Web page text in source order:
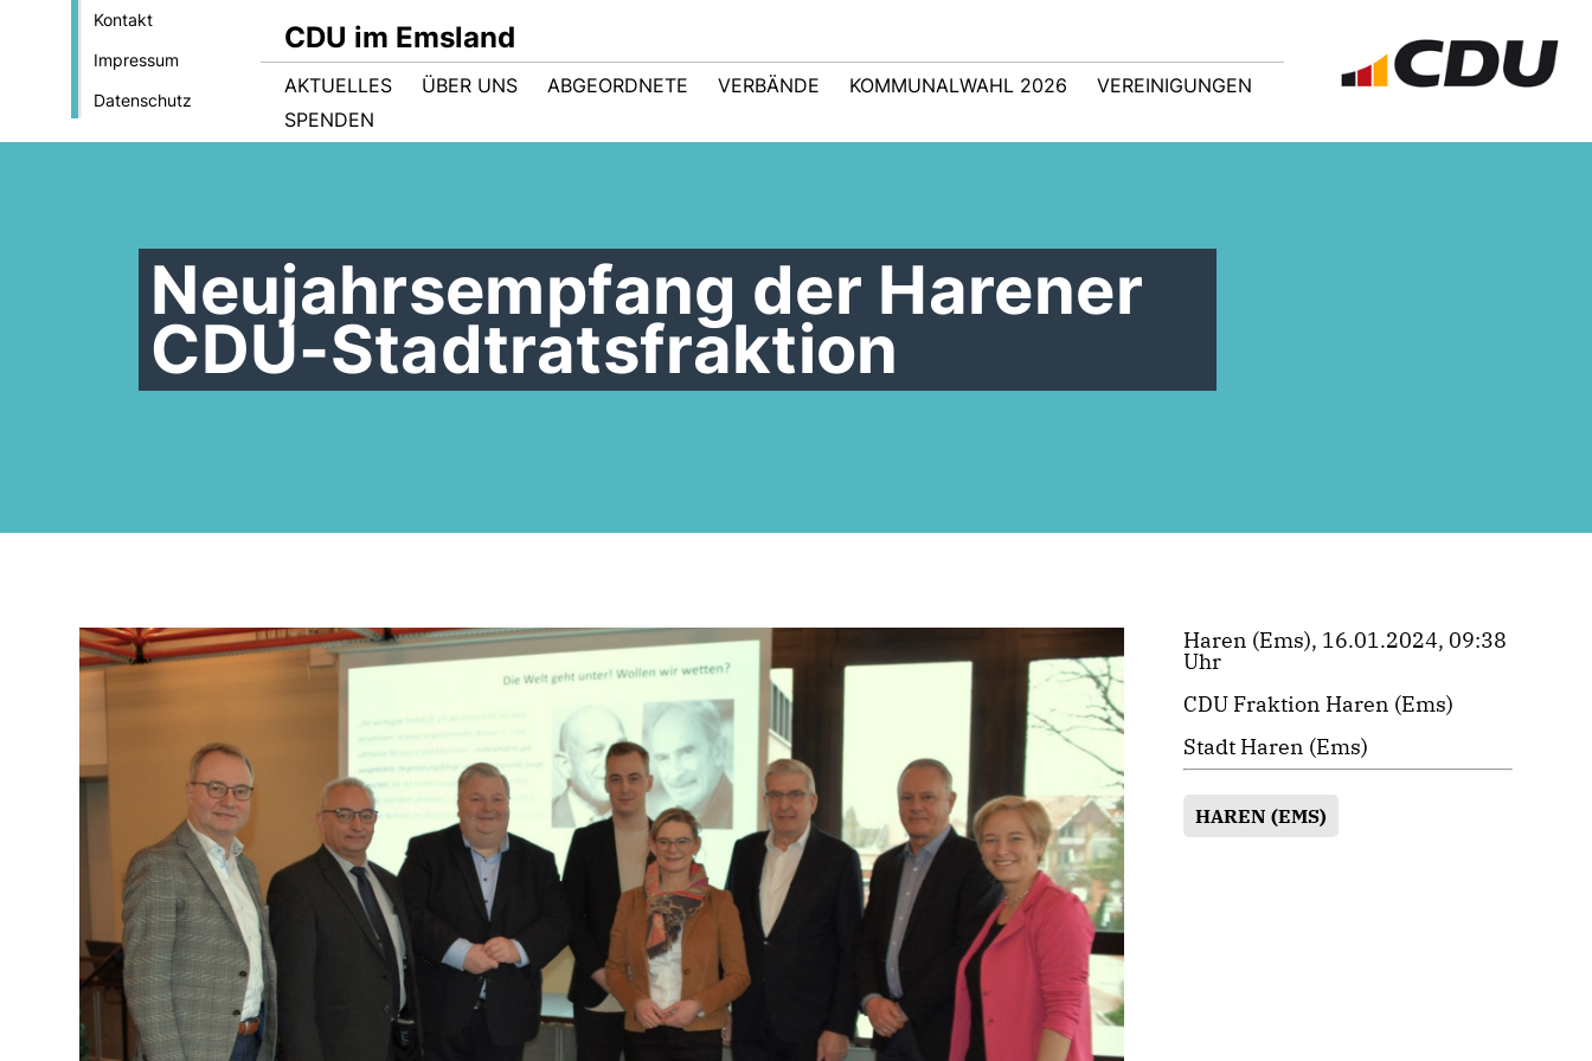
Kontakt
Impressum
Datenschutz
CDU im Emsland
AKTUELLES ÜBER UNS ABGEORDNETE VERBÄNDE KOMMUNALWAHL 2026
VEREINIGUNGEN
SPENDEN
Neujahrsempfang der Harener
CDU-Stadtratsfraktion
Haren (Ems), 16.01.2024, 09:38
Uhr
CDU Fraktion Haren (Ems)
Stadt Haren (Ems)
HAREN (EMS)